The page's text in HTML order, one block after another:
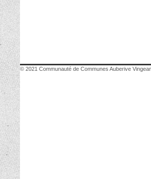
© 2021 Communauté de Communes Auberive